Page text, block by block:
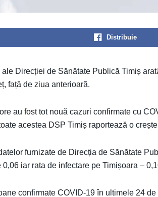
Distribuie
Direcției de Sănătate Publică Timiș
față de ziua anterioară.
au fost tot nouă cazuri confirmate cu
acestea DSP Timiș raportează o
furnizate de Direcția de Sănătate
0,06 iar rata de infectare pe Timișoara –
confirmate COVID-19 în ultimele 24 de